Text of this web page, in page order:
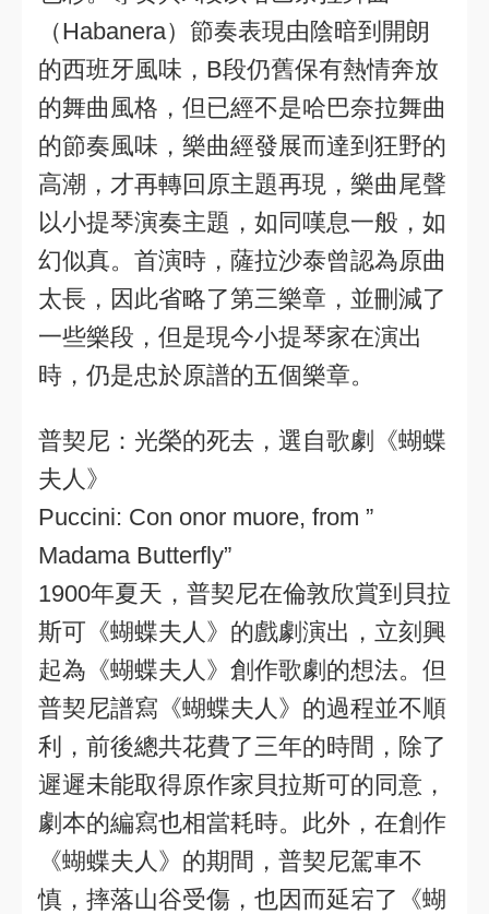
（Habanera）節奏表現由陰暗到開朗
的西班牙風味，B段仍舊保有熱情奔放
的舞曲風格，但已經不是哈巴奈拉舞曲
的節奏風味，樂曲經發展而達到狂野的
高潮，才再轉回原主題再現，樂曲尾聲
以小提琴演奏主題，如同嘆息一般，如
幻似真。首演時，薩拉沙泰曾認為原曲
太長，因此省略了第三樂章，並刪減了
一些樂段，但是現今小提琴家在演出
時，仍是忠於原譜的五個樂章。
普契尼：光榮的死去，選自歌劇《蝴蝶
夫人》
Puccini: Con onor muore, from ”
Madama Butterfly”
1900年夏天，普契尼在倫敦欣賞到貝拉
斯可《蝴蝶夫人》的戲劇演出，立刻興
起為《蝴蝶夫人》創作歌劇的想法。但
普契尼譜寫《蝴蝶夫人》的過程並不順
利，前後總共花費了三年的時間，除了
遲遲未能取得原作家貝拉斯可的同意，
劇本的編寫也相當耗時。此外，在創作
《蝴蝶夫人》的期間，普契尼駕車不
慎，摔落山谷受傷，也因而延宕了《蝴